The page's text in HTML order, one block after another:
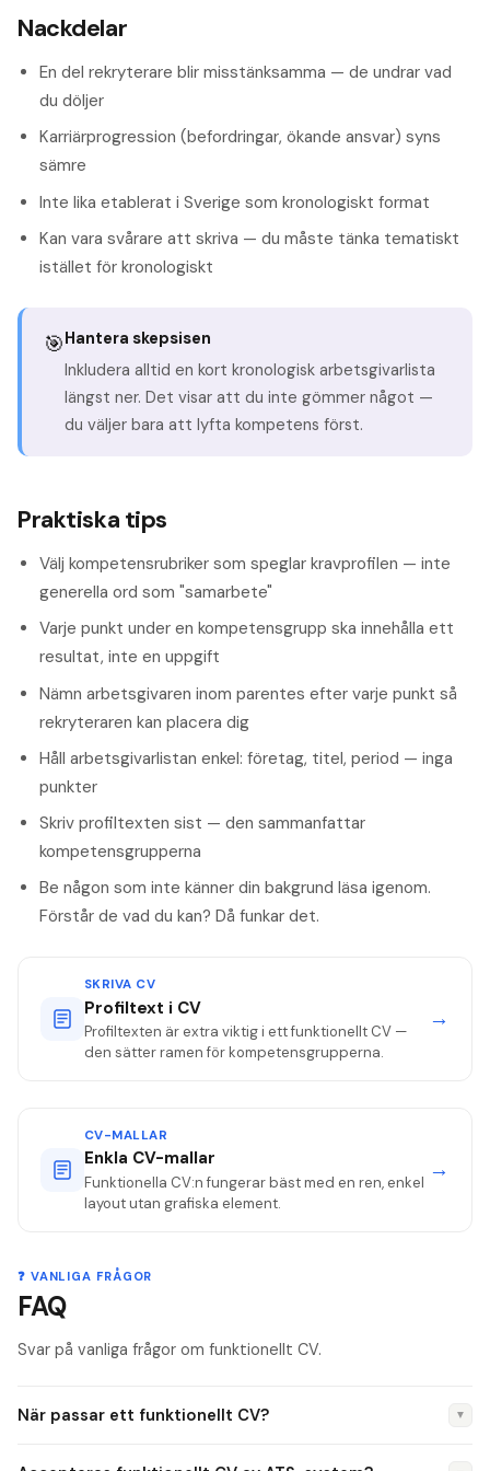
Nackdelar
En del rekryterare blir misstänksamma — de undrar vad
du döljer
Karriärprogression (befordringar, ökande ansvar) syns
sämre
Inte lika etablerat i Sverige som kronologiskt format
Kan vara svårare att skriva — du måste tänka tematiskt
istället för kronologiskt
🎯Hantera skepsisen
Inkludera alltid en kort kronologisk arbetsgivarlista
längst ner. Det visar att du inte gömmer något —
du väljer bara att lyfta kompetens först.
Praktiska tips
Välj kompetensrubriker som speglar kravprofilen — inte
generella ord som "samarbete"
Varje punkt under en kompetensgrupp ska innehålla ett
resultat, inte en uppgift
Nämn arbetsgivaren inom parentes efter varje punkt så
rekryteraren kan placera dig
Håll arbetsgivarlistan enkel: företag, titel, period — inga
punkter
Skriv profiltexten sist — den sammanfattar
kompetensgrupperna
Be någon som inte känner din bakgrund läsa igenom.
Förstår de vad du kan? Då funkar det.
SKRIVA CV
Profiltext i CV
Profiltexten är extra viktig i ett funktionellt CV —
den sätter ramen för kompetensgrupperna.
→
CV-MALLAR
Enkla CV-mallar
Funktionella CV:n fungerar bäst med en ren, enkel
layout utan grafiska element.
→
❓ VANLIGA FRÅGOR
FAQ
Svar på vanliga frågor om funktionellt CV.
När passar ett funktionellt CV? ▼